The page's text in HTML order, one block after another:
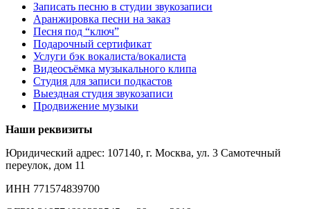
Записать песню в студии звукозаписи
Аранжировка песни на заказ
Песня под “ключ”
Подарочный сертификат
Услуги бэк вокалиста/вокалиста
Видеосъёмка музыкального клипа
Студия для записи подкастов
Выездная студия звукозаписи
Продвижение музыки
Наши реквизиты
Юридический адрес: 107140, г. Москва, ул. 3 Самотечный
переулок, дом 11
ИНН 771574839700